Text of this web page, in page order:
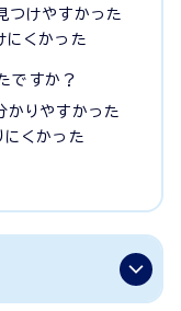
つけやすかった
にくかった
ですか？
かりやすかった
にくかった